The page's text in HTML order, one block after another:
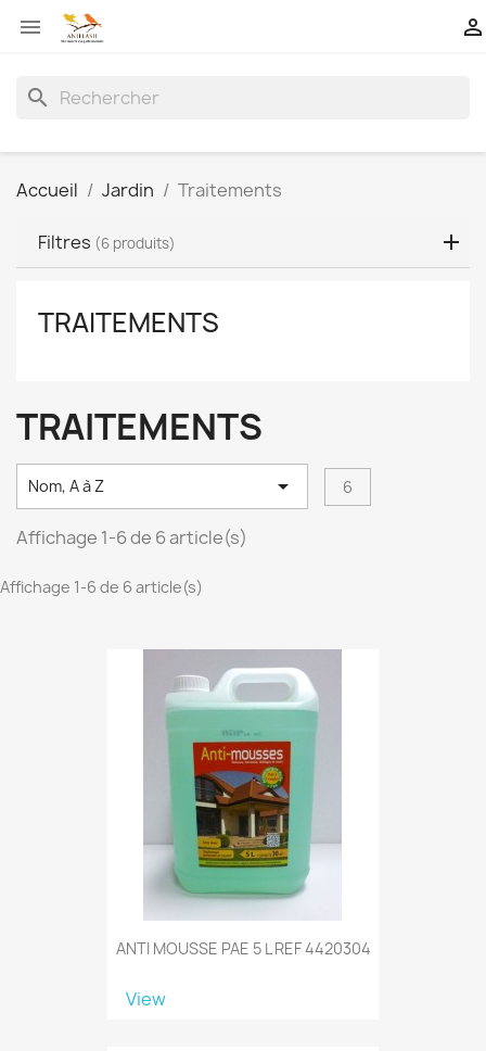
 
search
Accueil Jardin Traitements
Filtres (6 produits)
TRAITEMENTS
TRAITEMENTS
Nom, A à Z  6
Affichage 1-6 de 6 article(s)
Affichage 1-6 de 6 article(s)
ANTI MOUSSE PAE 5 L REF 4420304
View